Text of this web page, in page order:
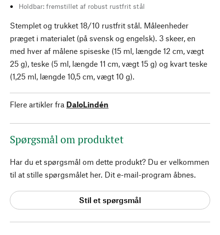
Holdbar: fremstillet af robust rustfrit stål
Stemplet og trukket 18/10 rustfrit stål. Måleenheder
præget i materialet (på svensk og engelsk). 3 skeer, en
med hver af målene spiseske (15 ml, længde 12 cm, vægt
25 g), teske (5 ml, længde 11 cm, vægt 15 g) og kvart teske
(1,25 ml, længde 10,5 cm, vægt 10 g).
Flere artikler fra DaloLindén
Spørgsmål om produktet
Har du et spørgsmål om dette produkt? Du er velkommen
til at stille spørgsmålet her. Dit e-mail-program åbnes.
Stil et spørgsmål